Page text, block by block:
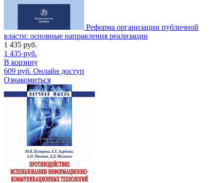
Реформа организации публичной
власти: основные направления реализации
1 435 руб.
1 435 руб.
В корзину
609 руб. Онлайн доступ
Ознакомиться